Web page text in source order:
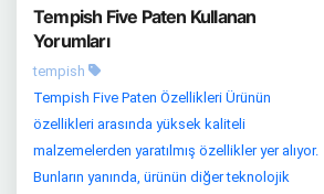
Tempish Five Paten Kullanan
Yorumları
tempish
Tempish Five Paten Özellikleri Ürünün
özellikleri arasında yüksek kaliteli
malzemelerden yaratılmış özellikler yer alıyor.
Bunların yanında, ürünün diğer teknolojik